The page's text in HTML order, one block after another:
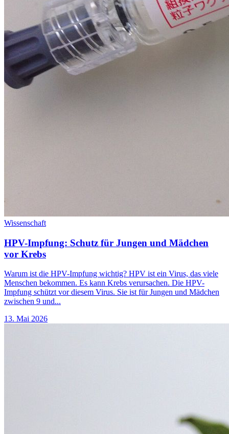
Wissenschaft
HPV-Impfung: Schutz für Jungen und Mädchen
vor Krebs
Warum ist die HPV-Impfung wichtig? HPV ist ein Virus, das viele
Menschen bekommen. Es kann Krebs verursachen. Die HPV-
Impfung schützt vor diesem Virus. Sie ist für Jungen und Mädchen
zwischen 9 und...
13. Mai 2026